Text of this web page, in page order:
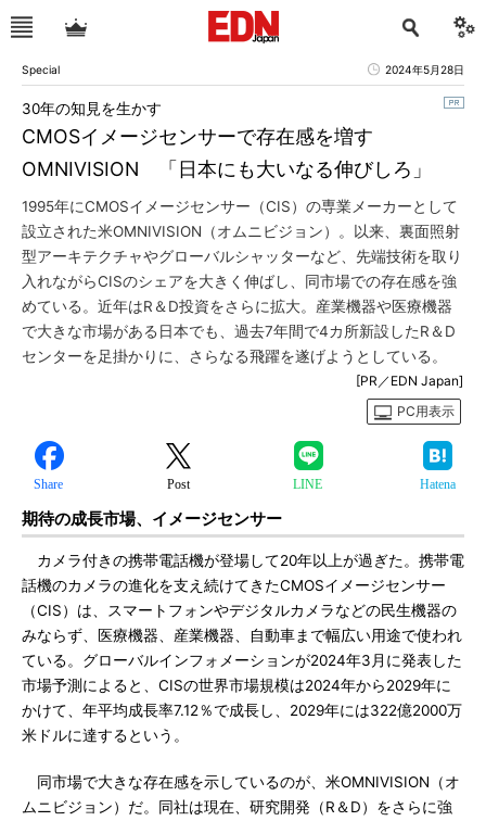
Special 2024年5月28日
CMOSイメージセンサーで存在感を増す
OMNIVISION 「日本にも大いなる伸びしろ」
30年の知見を生かす
1995年にCMOSイメージセンサー（CIS）の専業メーカーとして
設立された米OMNIVISION（オムニビジョン）。以来、裏面照射
型アーキテクチャやグローバルシャッターなど、先端技術を取り
入れながらCISのシェアを大きく伸ばし、同市場での存在感を強
めている。近年はR＆D投資をさらに拡大。産業機器や医療機器
で大きな市場がある日本でも、過去7年間で4カ所新設したR＆D
センターを足掛かりに、さらなる飛躍を遂げようとしている。
[PR／EDN Japan]
PC用表示
Share Post LINE Hatena
期待の成長市場、イメージセンサー
カメラ付きの携帯電話機が登場して20年以上が過ぎた。携帯電
話機のカメラの進化を支え続けてきたCMOSイメージセンサー
（CIS）は、スマートフォンやデジタルカメラなどの民生機器の
みならず、医療機器、産業機器、自動車まで幅広い用途で使われ
ている。グローバルインフォメーションが2024年3月に発表した
市場予測によると、CISの世界市場規模は2024年から2029年に
かけて、年平均成長率7.12％で成長し、2029年には322億2000万
米ドルに達するという。
同市場で大きな存在感を示しているのが、米OMNIVISION（オ
ムニビジョン）だ。同社は現在、研究開発（R＆D）をさらに強